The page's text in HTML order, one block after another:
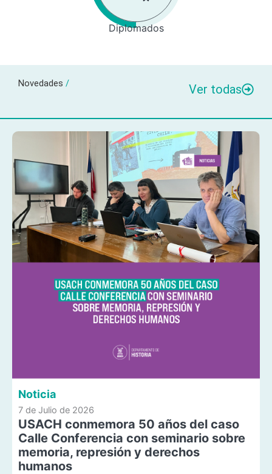
Diplomados
Novedades / Ver todas
Noticia
7 de Julio de 2026
USACH conmemora 50 años del caso
Calle Conferencia con seminario sobre
memoria, represión y derechos
humanos